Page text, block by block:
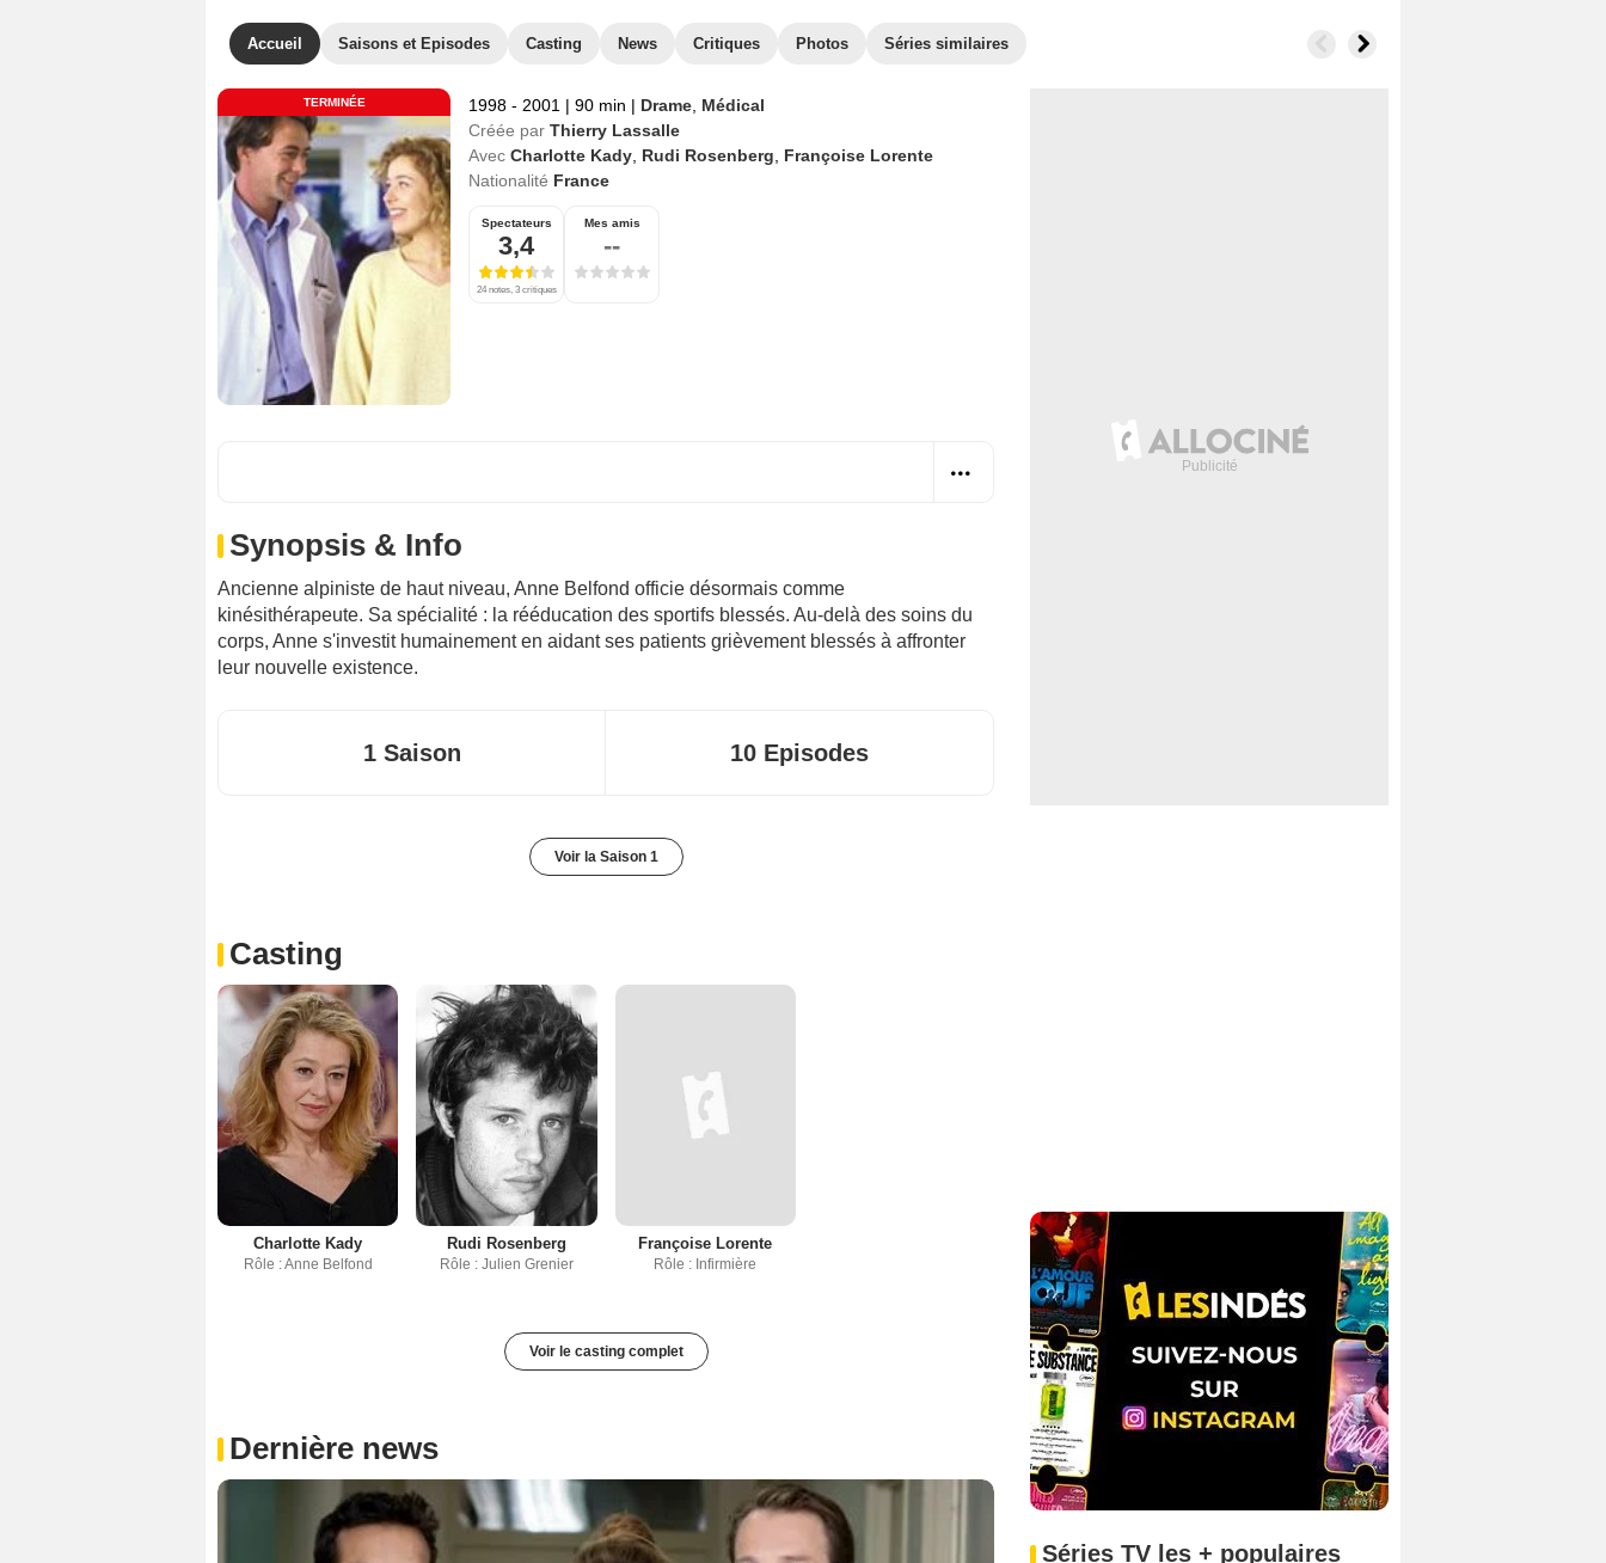
Accueil Saisons et Episodes Casting News Critiques Photos Séries similaires
TERMINÉE 1998 - 2001 | 90 min | Drame Médical
Créée par Thierry Lassalle
Avec Charlotte Kady Rudi Rosenberg
Françoise Lorente
Nationalité France
Spectateurs
3,4
24 notes, 3 critiques
Mes amis
--
Synopsis & Info
Ancienne alpiniste de haut niveau, Anne Belfond officie désormais comme
kinésithérapeute. Sa spécialité : la rééducation des sportifs blessés. Au-delà des soins du
corps, Anne s'investit humainement en aidant ses patients grièvement blessés à affronter
leur nouvelle existence.
1 Saison 10 Episodes
Voir la Saison 1
Casting
Charlotte Kady
Rôle : Anne Belfond
Rudi Rosenberg
Rôle : Julien Grenier
Françoise Lorente
Rôle : Infirmière
Voir le casting complet
Dernière news
Séries TV les + populaires